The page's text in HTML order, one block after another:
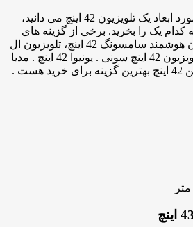
اکنون که همه چیز را در مورد ابعاد یک تلویزیون 42 اینچ می دانید،
یک را بخرید. برخی از گزینه های
محبوب عبارتند از تلویزیون هوشمند سامسونگ 42 اینچ، تلویزیون ال
ای دی 42 اینچ ال جی و تلویزیون 42 اینچ سونی . یونیوا 42 اینچ . مدیا